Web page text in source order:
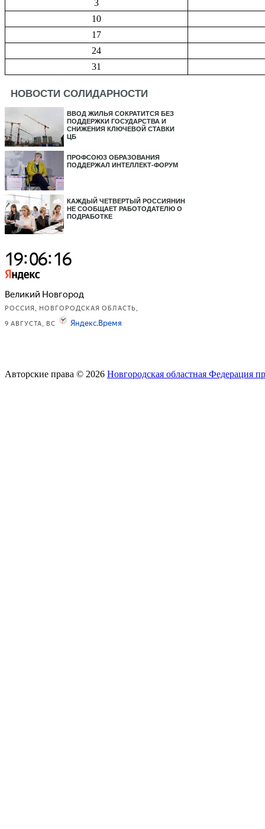
3
10
17
24
31
НОВОСТИ СОЛИДАРНОСТИ
ВВОД ЖИЛЬЯ СОКРАТИТСЯ БЕЗ
ПОДДЕРЖКИ ГОСУДАРСТВА И
СНИЖЕНИЯ КЛЮЧЕВОЙ СТАВКИ
ЦБ
ПРОФСОЮЗ ОБРАЗОВАНИЯ
ПОДДЕРЖАЛ ИНТЕЛЛЕКТ-ФОРУМ
КАЖДЫЙ ЧЕТВЕРТЫЙ РОССИЯНИН
НЕ СООБЩАЕТ РАБОТОДАТЕЛЮ О
ПОДРАБОТКЕ
Авторские права © 2026 Новгородская областная Федерация